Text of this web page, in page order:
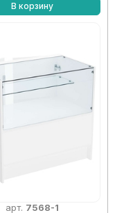
В корзину
арт. 7568-1